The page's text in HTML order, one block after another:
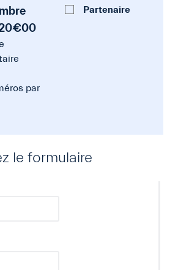
par
Partenaire
le formulaire